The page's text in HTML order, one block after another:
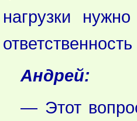
нагрузки
Андрей:
— Этот